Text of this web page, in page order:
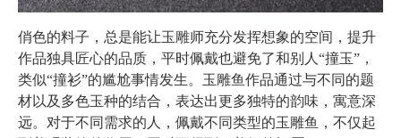
俏色的料子，总是能让玉雕师充分发挥想象的空间，提升
作品独具匠心的品质，平时佩戴也避免了和别人“撞玉”，
类似“撞衫”的尴尬事情发生。玉雕鱼作品通过与不同的题
材以及多色玉种的结合，表达出更多独特的韵味，寓意深
远。对于不同需求的人，佩戴不同类型的玉雕鱼，不仅起